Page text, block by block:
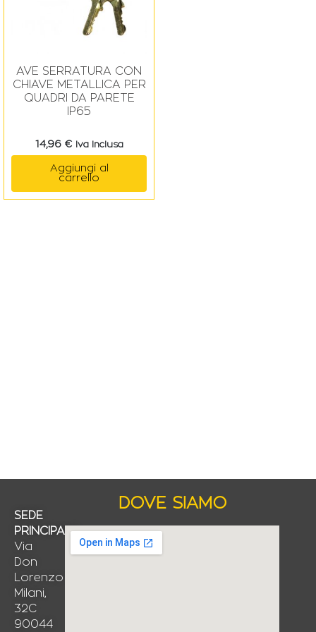
AVE SERRATURA CON
CHIAVE METALLICA PER
QUADRI DA PARETE
IP65
14,96 € Iva Inclusa
Aggiungi al
carrello
SEDE
PRINCIPALE
Via
Don
Lorenzo
Milani,
32C
90044
DOVE SIAMO